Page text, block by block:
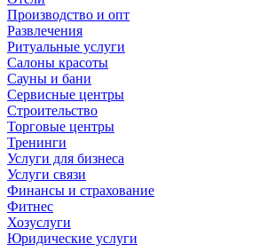
Производство и опт
Развлечения
Ритуальные услуги
Салоны красоты
Сауны и бани
Сервисные центры
Строительство
Торговые центры
Тренинги
Услуги для бизнеса
Услуги связи
Финансы и страхование
Фитнес
Хозуслуги
Юридические услуги